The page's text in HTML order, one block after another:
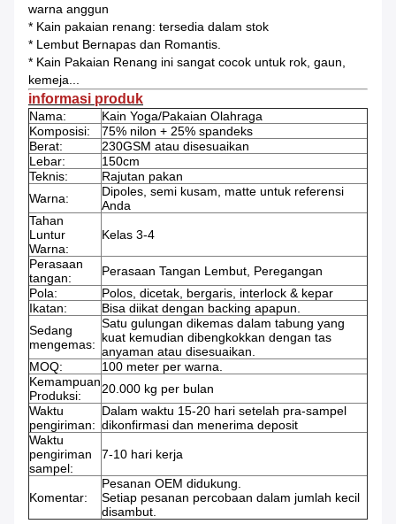
warna anggun
* Kain pakaian renang: tersedia dalam stok
* Lembut Bernapas dan Romantis.
* Kain Pakaian Renang ini sangat cocok untuk rok, gaun,
kemeja...
informasi produk
Nama:
Kain Yoga/Pakaian Olahraga
Komposisi:
75% nilon + 25% spandeks
Berat:
230GSM atau disesuaikan
Lebar:
150cm
Teknis:
Rajutan pakan
Warna:
Dipoles, semi kusam, matte untuk referensi
Anda
Tahan
Luntur
Warna:
Kelas 3-4
Perasaan
tangan:
Perasaan Tangan Lembut, Peregangan
Pola:
Polos, dicetak, bergaris, interlock & kepar
Ikatan:
Bisa diikat dengan backing apapun.
Sedang
mengemas:
Satu gulungan dikemas dalam tabung yang
kuat kemudian dibengkokkan dengan tas
anyaman atau disesuaikan.
MOQ:
100 meter per warna.
Kemampuan
Produksi:
20.000 kg per bulan
Waktu
pengiriman:
Dalam waktu 15-20 hari setelah pra-sampel
dikonfirmasi dan menerima deposit
Waktu
pengiriman
sampel:
7-10 hari kerja
Komentar:
Pesanan OEM didukung.
Setiap pesanan percobaan dalam jumlah kecil
disambut.